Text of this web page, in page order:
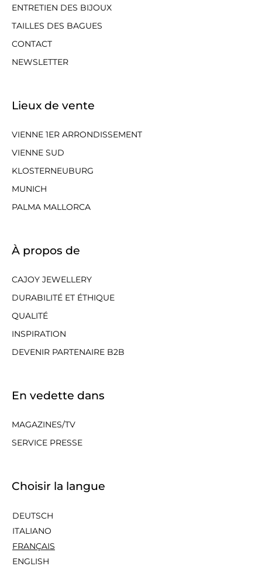
ENTRETIEN DES BIJOUX
TAILLES DES BAGUES
CONTACT
NEWSLETTER
Lieux de vente
VIENNE 1ER ARRONDISSEMENT
VIENNE SUD
KLOSTERNEUBURG
MUNICH
PALMA MALLORCA
À propos de
CAJOY JEWELLERY
DURABILITÉ ET ÉTHIQUE
QUALITÉ
INSPIRATION
DEVENIR PARTENAIRE B2B
En vedette dans
MAGAZINES/TV
SERVICE PRESSE
Choisir la langue
DEUTSCH
ITALIANO
FRANÇAIS
ENGLISH